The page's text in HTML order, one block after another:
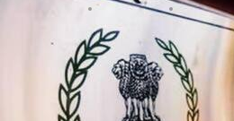
Mar 01, 2024 08:14 pm
ఈ వార్తాకథనం ఏంటి
దేశవ్యాప్తంగా బన్షీధర్